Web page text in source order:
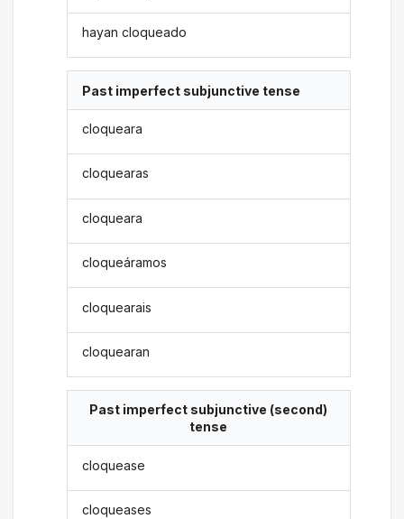
hayan cloqueado
Past imperfect subjunctive tense
cloqueara
cloquearas
cloqueara
cloqueáramos
cloquearais
cloquearan
Past imperfect subjunctive (second)
tense
cloquease
cloqueases